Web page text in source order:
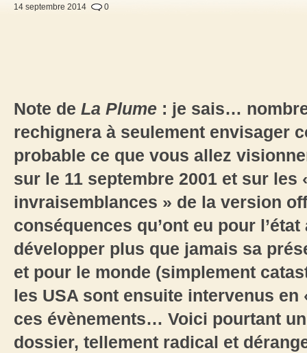
14 septembre 2014 0
Note de La Plume : je sais…
rechignera à seulement envisager
probable ce que vous allez
sur le 11 septembre 2001 et sur les
invraisemblances » de la version
conséquences qu’ont eu pour
développer plus que jamais sa
et pour le monde (simplement
les USA sont ensuite intervenus en
ces évènements… Voici pourtant
dossier, tellement radical et